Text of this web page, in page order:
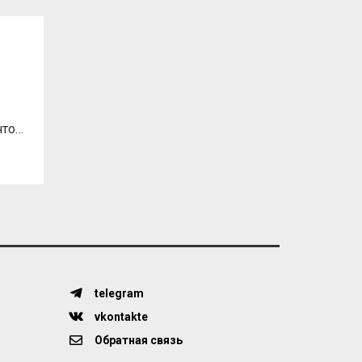
telegram
vkontakte
Обратная связь